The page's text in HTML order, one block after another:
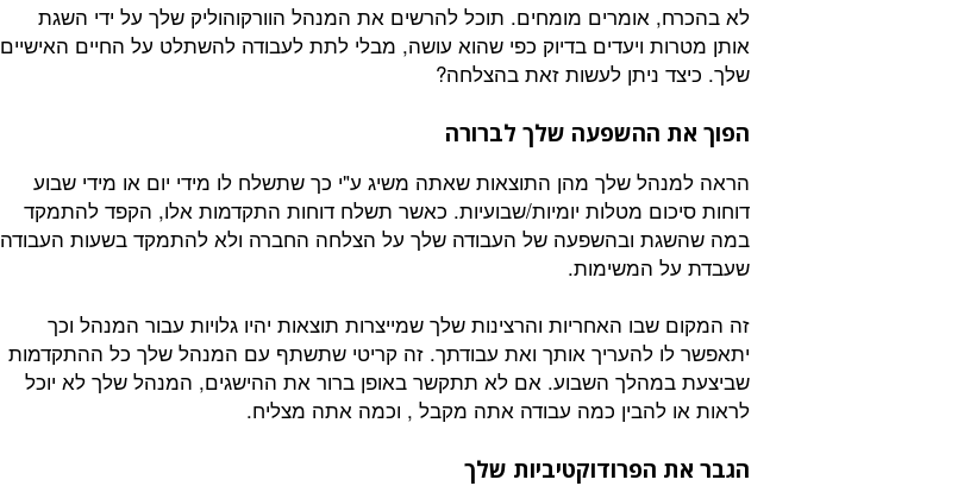
לא בהכרח, אומרים מומחים. תוכל להרשים את המנהל הוורקוהוליק שלך על ידי השגת
אותן מטרות ויעדים בדיוק כפי שהוא עושה, מבלי לתת לעבודה להשתלט על החיים האישיים
שלך. כיצד ניתן לעשות זאת בהצלחה?
הפוך את ההשפעה שלך לברורה
הראה למנהל שלך מהן התוצאות שאתה משיג ע"י כך שתשלח לו מידי יום או מידי שבוע
דוחות סיכום מטלות יומיות/שבועיות. כאשר תשלח דוחות התקדמות אלו, הקפד להתמקד
במה שהשגת ובהשפעה של העבודה שלך על הצלחה החברה ולא להתמקד בשעות העבודה
שעבדת על המשימות.
זה המקום שבו האחריות והרצינות שלך שמייצרות תוצאות יהיו גלויות עבור המנהל וכך
יתאפשר לו להעריך אותך ואת עבודתך. זה קריטי שתשתף עם המנהל שלך כל ההתקדמות
שביצעת במהלך השבוע. אם לא תתקשר באופן ברור את ההישגים, המנהל שלך לא יוכל
לראות או להבין כמה עבודה אתה מקבל , וכמה אתה מצליח.
הגבר את הפרודוקטיביות שלך